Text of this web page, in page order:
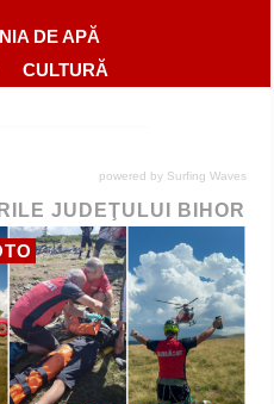
DE APĂ
CULTURĂ
powered by Surfing Waves
JUDEŢULUI BIHOR